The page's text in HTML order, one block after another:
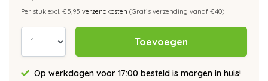
Per stuk excl. €5,95 verzendkosten (Gratis verzending vanaf €40)
Toevoegen
Op werkdagen voor 17:00 besteld is morgen in huis!